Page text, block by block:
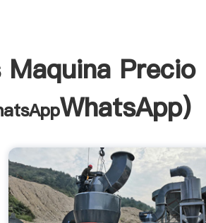
Precio
WhatsApp)